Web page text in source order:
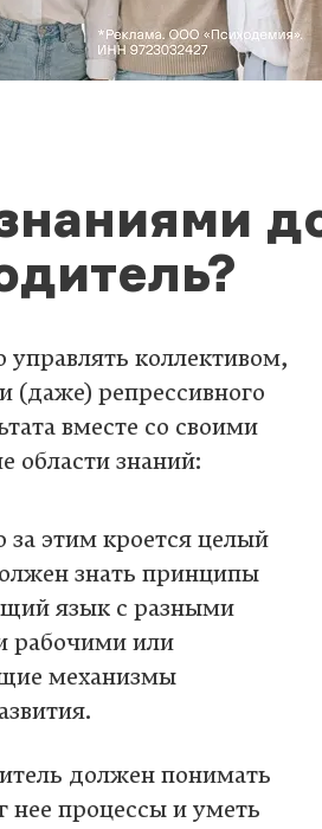
коллективом,
(даже) репрессивного
вместе со своими
области знаний:
за этим кроется целый
знать принципы
язык с разными
рабочими или
механизмы
должен понимать
нее процессы и уметь